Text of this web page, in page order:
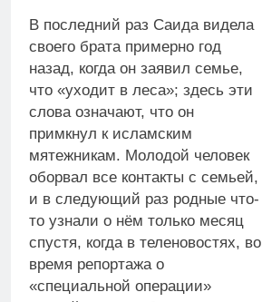
В последний раз Саида видела
своего брата примерно год
назад, когда он заявил семье,
что «уходит в леса»; здесь эти
слова означают, что он
примкнул к исламским
мятежникам. Молодой человек
оборвал все контакты с семьей,
и в следующий раз родные что-
то узнали о нём только месяц
спустя, когда в теленовостях, во
время репортажа о
«специальной операции»